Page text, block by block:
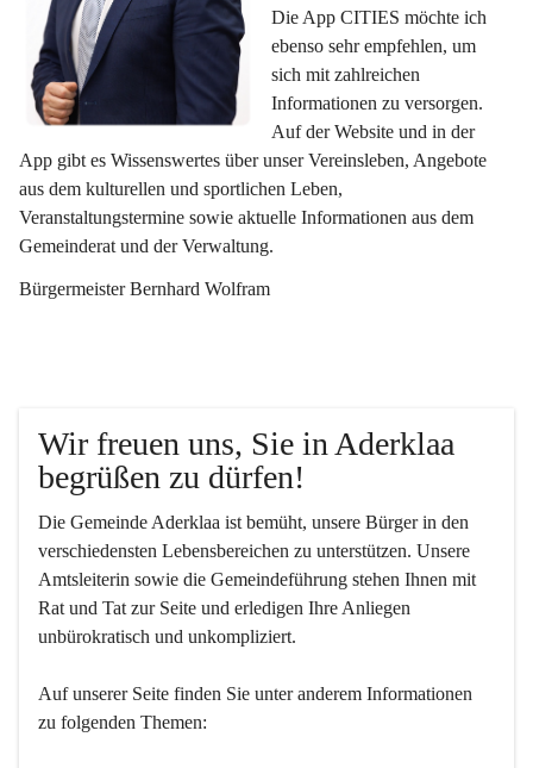
Die App CITIES möchte ich
ebenso sehr empfehlen, um
sich mit zahlreichen
Informationen zu versorgen.
Auf der Website und in der
App gibt es Wissenswertes über unser Vereinsleben, Angebote
aus dem kulturellen und sportlichen Leben,
Veranstaltungstermine sowie aktuelle Informationen aus dem
Gemeinderat und der Verwaltung.
Bürgermeister Bernhard Wolfram
Wir freuen uns, Sie in Aderklaa
begrüßen zu dürfen!
Die Gemeinde Aderklaa ist bemüht, unsere Bürger in den
verschiedensten Lebensbereichen zu unterstützen. Unsere
Amtsleiterin sowie die Gemeindeführung stehen Ihnen mit
Rat und Tat zur Seite und erledigen Ihre Anliegen
unbürokratisch und unkompliziert.
Auf unserer Seite finden Sie un­ter an­de­rem Informationen
zu folgenden Themen: